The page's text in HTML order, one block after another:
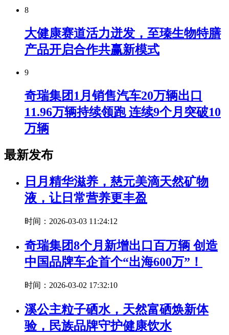
8
大健康赛道活力迸发，至瑧生物特膳
产品开启合作共赢新模式
9
奇瑞集团1月销售汽车20万辆出口
11.96万辆持续领跑 连续9个月突破10
万辆
最新发布
日月精华滋养，慈元美滴天然矿物
液，让日常营养更丰盈
时间：2026-03-03 11:24:12
奇瑞集团8个月新增出口百万辆 创造
中国品牌车企首个“出海600万”！
时间：2026-03-02 17:32:10
溪公主粒子硒水，天然富硒焕新体
验，民族品牌守护健康饮水